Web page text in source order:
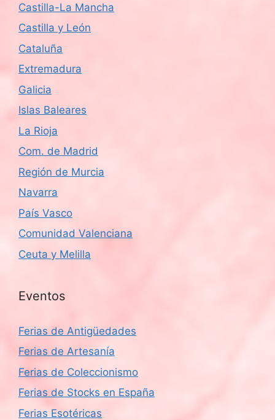
Castilla-La Mancha
Castilla y León
Cataluña
Extremadura
Galicia
Islas Baleares
La Rioja
Com. de Madrid
Región de Murcia
Navarra
País Vasco
Comunidad Valenciana
Ceuta y Melilla
Eventos
Ferias de Antigüedades
Ferias de Artesanía
Ferias de Coleccionismo
Ferias de Stocks en España
Ferias Esotéricas